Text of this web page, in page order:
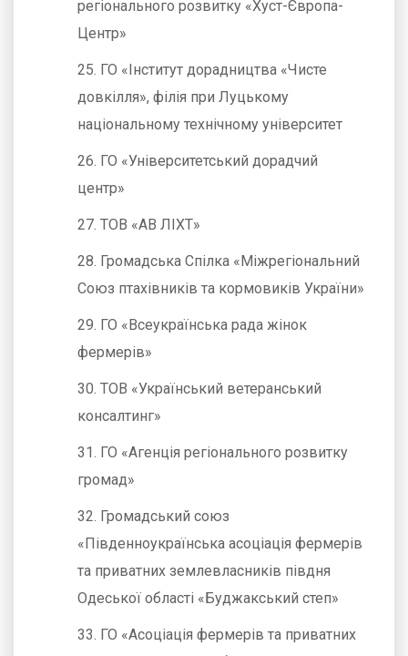
регіонального розвитку «Хуст-Європа-
Центр»
25. ГО «Інститут дорадництва «Чисте
довкілля», філія при Луцькому
національному технічному університет
26. ГО «Університетський дорадчий
центр»
27. ТОВ «АВ ЛІХТ»
28. Громадська Спілка «Міжрегіональний
Союз птахівників та кормовиків України»
29. ГО «Всеукраїнська рада жінок
фермерів»
30. ТОВ «Український ветеранський
консалтинг»
31. ГО «Агенція регіонального розвитку
громад»
32. Громадський союз
«Південноукраїнська асоціація фермерів
та приватних землевласників півдня
Одеської області «Буджакський степ»
33. ГО «Асоціація фермерів та приватних